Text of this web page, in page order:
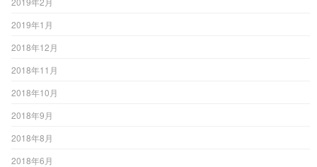
2019年1月
2018年12月
2018年11月
2018年10月
2018年9月
2018年8月
2018年6月